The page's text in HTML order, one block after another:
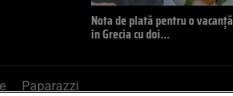
Nota de plată pentru o vacanță
în Grecia cu doi…
Paparazzi